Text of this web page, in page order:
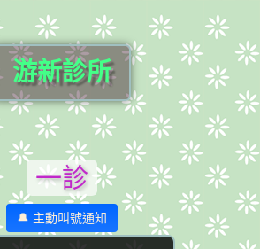
游新診所
一診
🔔 主動叫號通知